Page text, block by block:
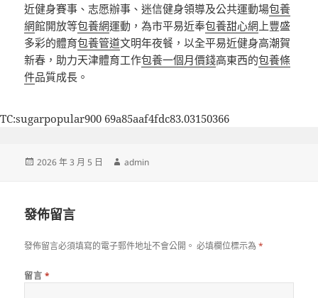
近健身賽事、志愿辦事、迷信健身領導及公共運動場包養
網館開放等包養網運動，為市平易近奉包養甜心網 上豐盛
多彩的體育包養管道文明年夜餐，以全平易近健身高潮賀
新春，助力天津體育工作包養一個月價錢高東西的包養條
件品質成長。
TC:sugarpopular900 69a85aaf4fdc83.03150366
發
2026 年 3 月 5 日
作
admin
發佈留言
發佈留言必須填寫的電子郵件地址不會公開。 必填欄位標示為*
留言 *